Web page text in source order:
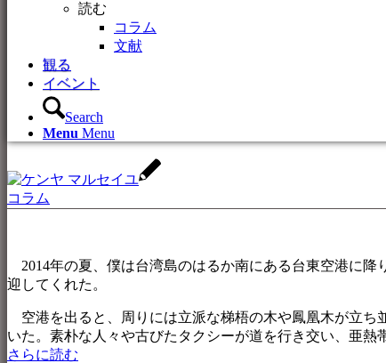
読む
コラム
文献
観る
イベント
Search
Menu Menu
コラム
2014年の夏、僕は台湾島のはるか南にある台東空港に降
迎してくれた。
空港を出ると、周りには立派な梯梧の木や鳳凰木が立ち
いた。素朴な人々や古びたタクシーが道を行き交い、亜熱
さらに読む